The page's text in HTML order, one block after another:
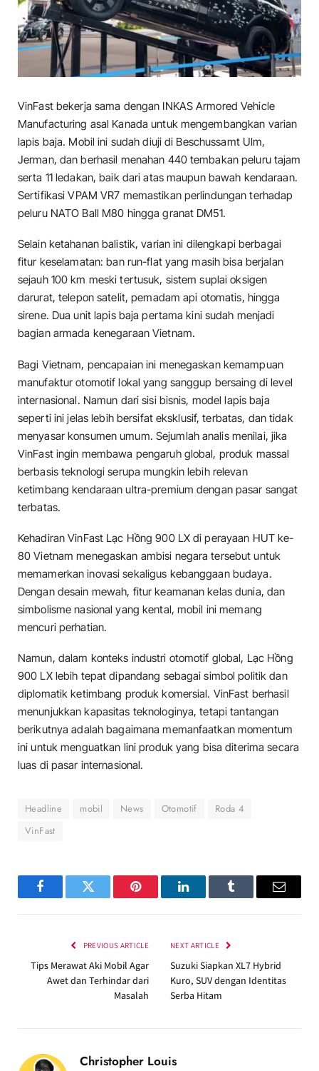
VinFast bekerja sama dengan INKAS Armored Vehicle
Manufacturing asal Kanada untuk mengembangkan varian
lapis baja. Mobil ini sudah diuji di Beschussamt Ulm,
Jerman, dan berhasil menahan 440 tembakan peluru tajam
serta 11 ledakan, baik dari atas maupun bawah kendaraan.
Sertifikasi VPAM VR7 memastikan perlindungan terhadap
peluru NATO Ball M80 hingga granat DM51.
Selain ketahanan balistik, varian ini dilengkapi berbagai
fitur keselamatan: ban run-flat yang masih bisa berjalan
sejauh 100 km meski tertusuk, sistem suplai oksigen
darurat, telepon satelit, pemadam api otomatis, hingga
sirene. Dua unit lapis baja pertama kini sudah menjadi
bagian armada kenegaraan Vietnam.
Bagi Vietnam, pencapaian ini menegaskan kemampuan
manufaktur otomotif lokal yang sanggup bersaing di level
internasional. Namun dari sisi bisnis, model lapis baja
seperti ini jelas lebih bersifat eksklusif, terbatas, dan tidak
menyasar konsumen umum. Sejumlah analis menilai, jika
VinFast ingin membawa pengaruh global, produk massal
berbasis teknologi serupa mungkin lebih relevan
ketimbang kendaraan ultra-premium dengan pasar sangat
terbatas.
Kehadiran VinFast Lạc Hồng 900 LX di perayaan HUT ke-
80 Vietnam menegaskan ambisi negara tersebut untuk
memamerkan inovasi sekaligus kebanggaan budaya.
Dengan desain mewah, fitur keamanan kelas dunia, dan
simbolisme nasional yang kental, mobil ini memang
mencuri perhatian.
Namun, dalam konteks industri otomotif global, Lạc Hồng
900 LX lebih tepat dipandang sebagai simbol politik dan
diplomatik ketimbang produk komersial. VinFast berhasil
menunjukkan kapasitas teknologinya, tetapi tantangan
berikutnya adalah bagaimana memanfaatkan momentum
ini untuk menguatkan lini produk yang bisa diterima secara
luas di pasar internasional.
Headline mobil News Otomotif
Roda 4
VinFast
FacebookTwitter Pinterest LinkedInTumblr Email
PREVIOUS ARTICLE
Tips Merawat Aki Mobil Agar
Awet dan Terhindar dari
Masalah
NEXT ARTICLE
Suzuki Siapkan XL7 Hybrid
Kuro, SUV dengan Identitas
Serba Hitam
Christopher Louis